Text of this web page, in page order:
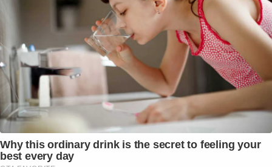
Why this ordinary drink is the secret to feeling your
best every day